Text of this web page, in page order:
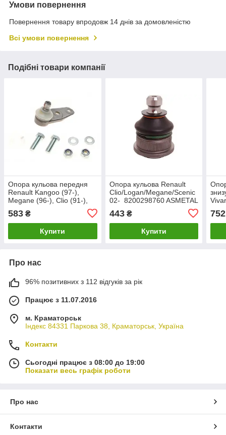
Умови повернення
Повернення товару впродовж 14 днів за домовленістю
Всі умови повернення
Подібні товари компанії
Опора кульова передня
Renault Kangoo (97-),
Megane (96-), Clio (91-),
10RN2001
583 ₴
Купити
Опора кульова Renault
Clio/Logan/Megane/Scenic
02-​​​​​​​ 8200298760 ASMETAL
443₴
Купити
752
Про нас
96% позитивних з 112 відгуків за рік
Працює з 11.07.2016
м. Краматорськ
Індекс 84331 Паркова 38, Краматорськ, Україна
Контакти
Сьогодні працює з 08:00 до 19:00
Показати весь графік роботи
Про нас
Контакти